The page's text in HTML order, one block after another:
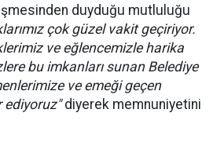
duyduğu mutluluğu
çok güzel vakit geçiriyor.
ve eğlencemizle harika
bu imkanları sunan Belediye
ve emeği geçen
ediyoruz"diyerek memnuniyetini